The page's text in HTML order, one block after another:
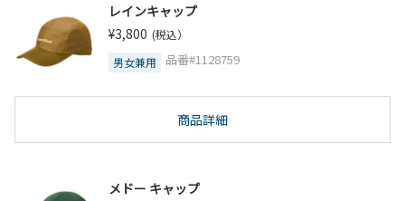
レインキャップ
¥3,800 (税込）
男女兼用
品番#1128759
商品詳細
メドー キャップ